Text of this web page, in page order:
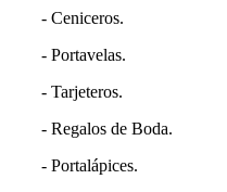
- Ceniceros.
- Portavelas.
- Tarjeteros.
- Regalos de Boda.
- Portalápices.